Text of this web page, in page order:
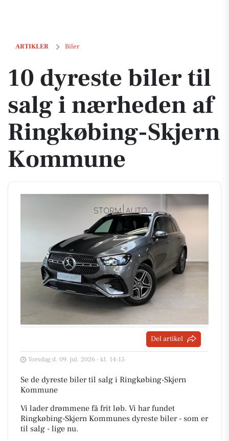
ARTIKLER Biler
10 dyreste biler til salg i nærheden af Ringkøbing-Skjern Kommune
10 dyreste biler til
salg i nærheden af
Ringkøbing-Skjern
Kommune
Del artikel
Torsdag d. 09. jul. 2026 - kl. 14:15
Se de dyreste biler til salg i Ringkøbing-Skjern
Kommune
Vi lader drømmene få frit løb. Vi har fundet
Ringkøbing-Skjern Kommunes dyreste biler - som er
til salg - lige nu.